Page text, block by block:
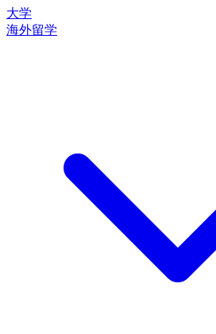
大学
海外留学